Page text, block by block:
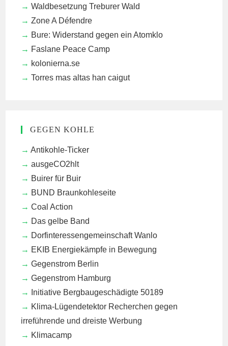
Waldbesetzung Treburer Wald
Zone A Défendre
Bure: Widerstand gegen ein Atomklo
Faslane Peace Camp
kolonierna.se
Torres mas altas han caigut
GEGEN KOHLE
Antikohle-Ticker
ausgeCO2hlt
Buirer für Buir
BUND Braunkohleseite
Coal Action
Das gelbe Band
Dorfinteressengemeinschaft Wanlo
EKIB Energiekämpfe in Bewegung
Gegenstrom Berlin
Gegenstrom Hamburg
Initiative Bergbaugeschädigte 50189
Klima-Lügendetektor Recherchen gegen
irreführende und dreiste Werbung
Klimacamp